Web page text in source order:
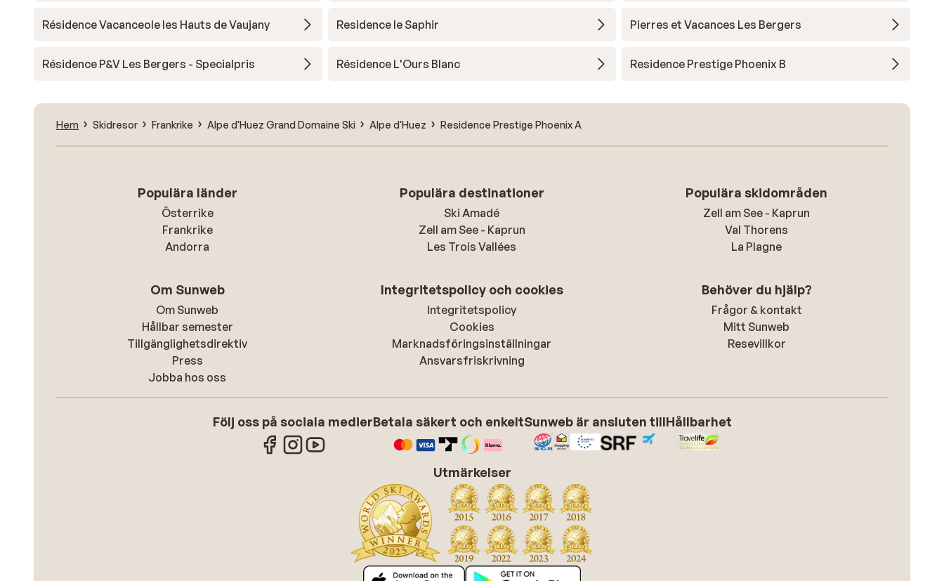
Résidence Vacanceole les Hauts de Vaujany Residence le Saphir Pierres et Vacances Les Bergers
Résidence P&V Les Bergers - Specialpris Résidence L'Ours Blanc Residence Prestige Phoenix B
Hem Skidresor Frankrike Alpe d'Huez Grand Domaine Ski Alpe d'Huez Residence Prestige Phoenix A
Populära länder
Österrike
Frankrike
Andorra
Populära destinationer
Ski Amadé
Zell am See - Kaprun
Les Trois Vallées
Populära skidområden
Zell am See - Kaprun
Val Thorens
La Plagne
Om Sunweb
Om Sunweb
Hållbar semester
Tillgänglighetsdirektiv
Press
Jobba hos oss
Integritetspolicy och cookies
Integritetspolicy
Cookies
Marknadsföringsinställningar
Ansvarsfriskrivning
Behöver du hjälp?
Frågor & kontakt
Mitt Sunweb
Resevillkor
Följ oss på sociala medierBetala säkert och enkeltSunweb är ansluten tillHållbarhet
Utmärkelser